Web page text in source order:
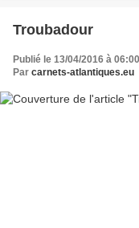
Troubadour
Publié le 13/04/2016 à 06:00
Par carnets-atlantiques.eu